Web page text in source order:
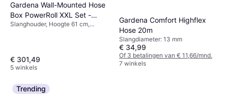
Gardena Wall-Mounted Hose
Box PowerRoll XXL Set -
White 40m
Slanghouder, Hoogte 61 cm,
€ 301,49
5 winkels
Gardena Comfort Highflex
Hose 20m
Slangdiameter: 13 mm
€ 34,99
Of 3 betalingen van € 11,66/mnd.
7 winkels
Trending